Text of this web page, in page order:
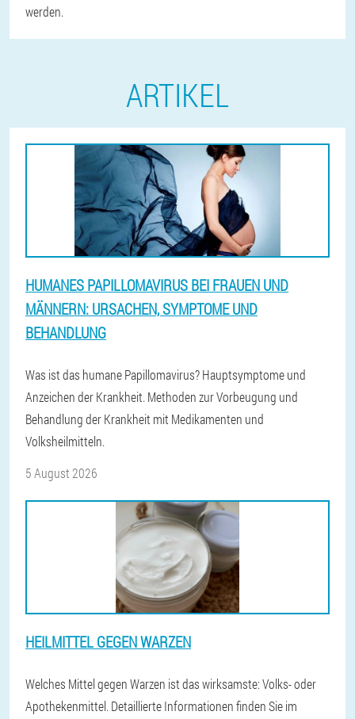
werden.
ARTIKEL
HUMANES PAPILLOMAVIRUS BEI FRAUEN UND
MÄNNERN: URSACHEN, SYMPTOME UND
BEHANDLUNG
Was ist das humane Papillomavirus? Hauptsymptome und
Anzeichen der Krankheit. Methoden zur Vorbeugung und
Behandlung der Krankheit mit Medikamenten und
Volksheilmitteln.
5 August 2026
HEILMITTEL GEGEN WARZEN
Welches Mittel gegen Warzen ist das wirksamste: Volks- oder
Apothekenmittel. Detaillierte Informationen finden Sie im